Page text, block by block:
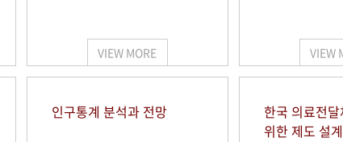
VIEW MORE VIEW
인구통계 분석과 전망
한국 의료전
위한 제도 설계